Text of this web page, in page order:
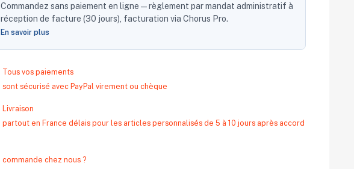
Commandez sans paiement en ligne — règlement par mandat administratif à
réception de facture (30 jours), facturation via Chorus Pro.
En savoir plus
Tous vos paiements
sont sécurisé avec PayPal virement ou chèque
Livraison
partout en France délais pour les articles personnalisés de 5 à 10 jours après accord
commande chez nous ?